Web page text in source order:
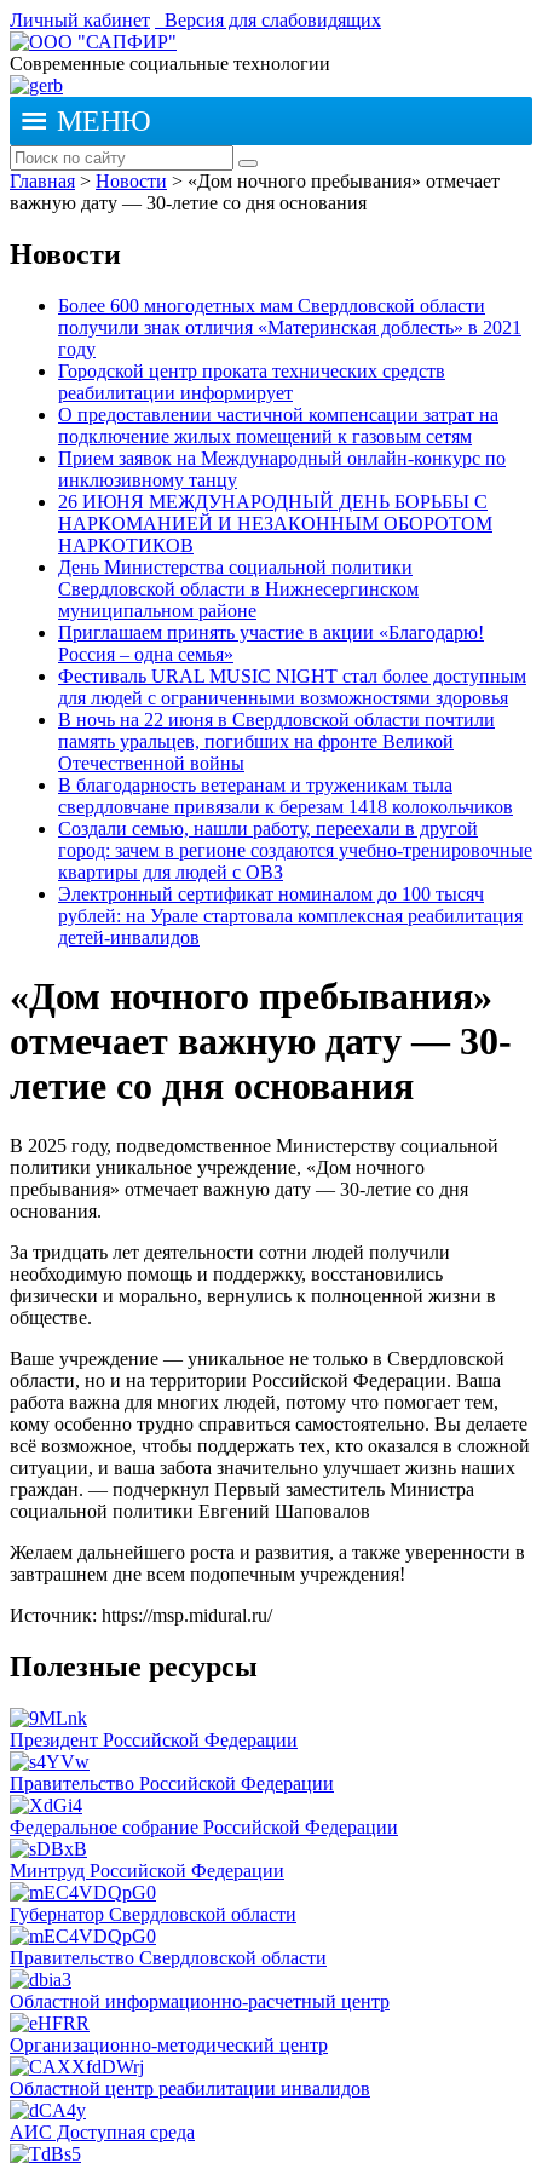
Личный кабинет Версия для слабовидящих
Современные социальные технологии
МЕНЮ
Главная > Новости > «Дом ночного пребывания» отмечает
важную дату — 30-летие со дня основания
Новости
Более 600 многодетных мам Свердловской области
получили знак отличия «Материнская доблесть» в 2021
году
Городской центр проката технических средств
реабилитации информирует
О предоставлении частичной компенсации затрат на
подключение жилых помещений к газовым сетям
Прием заявок на Международный онлайн-конкурс по
инклюзивному танцу
26 ИЮНЯ МЕЖДУНАРОДНЫЙ ДЕНЬ БОРЬБЫ С
НАРКОМАНИЕЙ И НЕЗАКОННЫМ ОБОРОТОМ
НАРКОТИКОВ
День Министерства социальной политики
Свердловской области в Нижнесергинском
муниципальном районе
Приглашаем принять участие в акции «Благодарю!
Россия – одна семья»
Фестиваль URAL MUSIC NIGHT стал более доступным
для людей с ограниченными возможностями здоровья
В ночь на 22 июня в Свердловской области почтили
память уральцев, погибших на фронте Великой
Отечественной войны
В благодарность ветеранам и труженикам тыла
свердловчане привязали к березам 1418 колокольчиков
Создали семью, нашли работу, переехали в другой
город: зачем в регионе создаются учебно-тренировочные
квартиры для людей с ОВЗ
Электронный сертификат номиналом до 100 тысяч
рублей: на Урале стартовала комплексная реабилитация
детей-инвалидов
«Дом ночного пребывания»
отмечает важную дату — 30-
летие со дня основания
В 2025 году, подведомственное Министерству социальной
политики уникальное учреждение, «Дом ночного
пребывания» отмечает важную дату — 30-летие со дня
основания.
За тридцать лет деятельности сотни людей получили
необходимую помощь и поддержку, восстановились
физически и морально, вернулись к полноценной жизни в
обществе.
Ваше учреждение — уникальное не только в Свердловской
области, но и на территории Российской Федерации. Ваша
работа важна для многих людей, потому что помогает тем,
кому особенно трудно справиться самостоятельно. Вы делаете
всё возможное, чтобы поддержать тех, кто оказался в сложной
ситуации, и ваша забота значительно улучшает жизнь наших
граждан. — подчеркнул Первый заместитель Министра
социальной политики Евгений Шаповалов
Желаем дальнейшего роста и развития, а также уверенности в
завтрашнем дне всем подопечным учреждения!
Источник: https://msp.midural.ru/
Полезные ресурсы
Президент Российской Федерации
Правительство Российской Федерации
Федеральное собрание Российской Федерации
Минтруд Российской Федерации
Губернатор Свердловской области
Правительство Свердловской области
Областной информационно-расчетный центр
Организационно-методический центр
Областной центр реабилитации инвалидов
АИС Доступная среда